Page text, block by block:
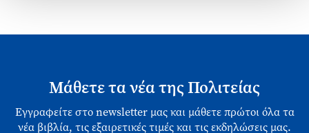
Μάθετε τα νέα της Πολιτείας
Εγγραφείτε στο newsletter μας και μάθετε πρώτοι όλα τα
νέα βιβλία, τις εξαιρετικές τιμές και τις εκδηλώσεις μας.